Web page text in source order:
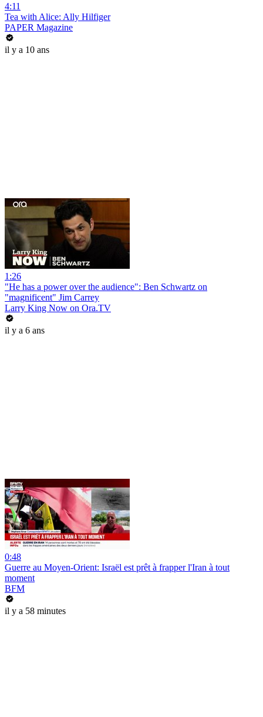
4:11
Tea with Alice: Ally Hilfiger
PAPER Magazine
il y a 10 ans
1:26
"He has a power over the audience": Ben Schwartz on
"magnificent" Jim Carrey
Larry King Now on Ora.TV
il y a 6 ans
0:48
Guerre au Moyen-Orient: Israël est prêt à frapper l'Iran à tout
moment
BFM
il y a 58 minutes